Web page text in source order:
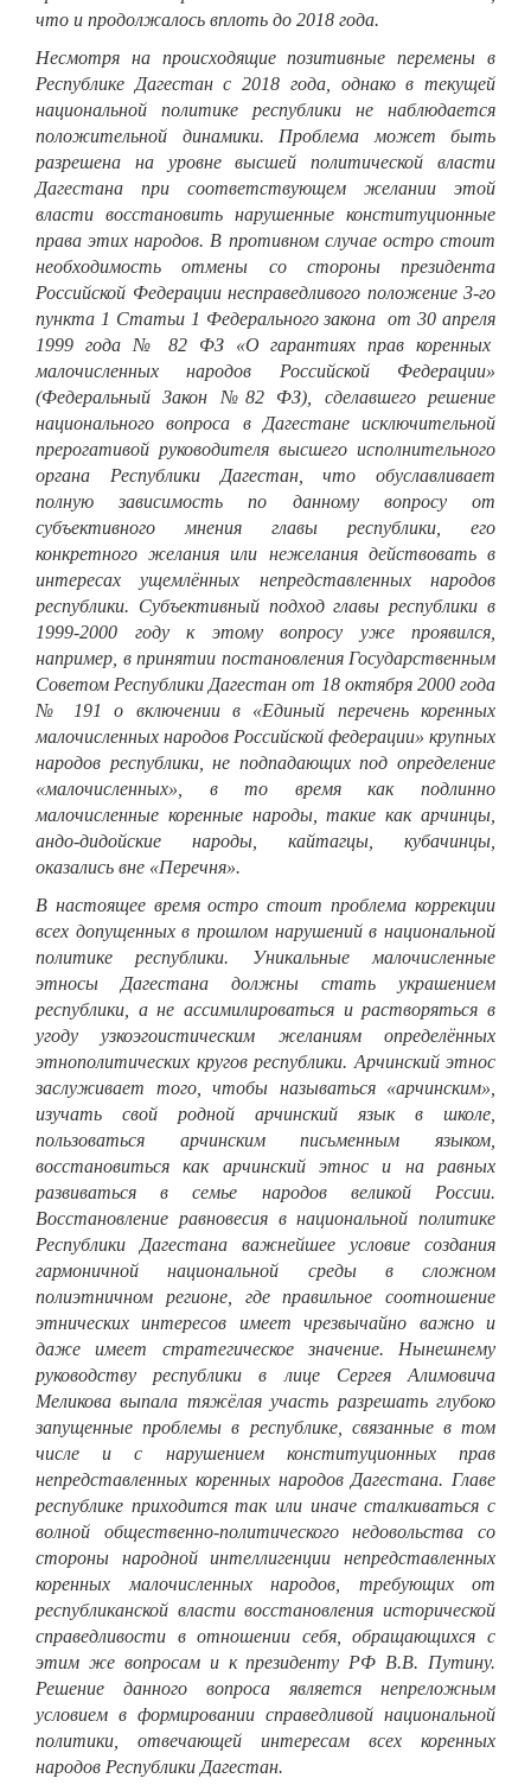
что и продолжалось вплоть до 2018 года.
Несмотря на происходящие позитивные перемены в
Республике Дагестан с 2018 года, однако в текущей
национальной политике республики не наблюдается
положительной динамики. Проблема может быть
разрешена на уровне высшей политической власти
Дагестана при соответствующем желании этой
власти восстановить нарушенные конституционные
права этих народов. В противном случае остро стоит
необходимость отмены со стороны президента
Российской Федерации несправедливого положение 3-го
пункта 1 Статьи 1 Федерального закона от 30 апреля
1999 года № 82 ФЗ «О гарантиях прав коренных
малочисленных народов Российской Федерации»
(Федеральный Закон №82 ФЗ), сделавшего решение
национального вопроса в Дагестане исключительной
прерогативой руководителя высшего исполнительного
органа Республики Дагестан, что обуславливает
полную зависимость по данному вопросу от
субъективного мнения главы республики, его
конкретного желания или нежелания действовать в
интересах ущемлённых непредставленных народов
республики. Субъективный подход главы республики в
1999-2000 году к этому вопросу уже проявился,
например, в принятии постановления Государственным
Советом Республики Дагестан от 18 октября 2000 года
№ 191 о включении в «Единый перечень коренных
малочисленных народов Российской федерации» крупных
народов республики, не подпадающих под определение
«малочисленных», в то время как подлинно
малочисленные коренные народы, такие как арчинцы,
андо-дидойские народы, кайтагцы, кубачинцы,
оказались вне «Перечня».
В настоящее время остро стоит проблема коррекции
всех допущенных в прошлом нарушений в национальной
политике республики. Уникальные малочисленные
этносы Дагестана должны стать украшением
республики, а не ассимилироваться и растворяться в
угоду узкоэгоистическим желаниям определённых
этнополитических кругов республики. Арчинский этнос
заслуживает того, чтобы называться «арчинским»,
изучать свой родной арчинский язык в школе,
пользоваться арчинским письменным языком,
восстановиться как арчинский этнос и на равных
развиваться в семье народов великой России.
Восстановление равновесия в национальной политике
Республики Дагестана важнейшее условие создания
гармоничной национальной среды в сложном
полиэтничном регионе, где правильное соотношение
этнических интересов имеет чрезвычайно важно и
даже имеет стратегическое значение. Нынешнему
руководству республики в лице Сергея Алимовича
Меликова выпала тяжёлая участь разрешать глубоко
запущенные проблемы в республике, связанные в том
числе и с нарушением конституционных прав
непредставленных коренных народов Дагестана. Главе
республике приходится так или иначе сталкиваться с
волной общественно-политического недовольства со
стороны народной интеллигенции непредставленных
коренных малочисленных народов, требующих от
республиканской власти восстановления исторической
справедливости в отношении себя, обращающихся с
этим же вопросам и к президенту РФ В.В. Путину.
Решение данного вопроса является непреложным
условием в формировании справедливой национальной
политики, отвечающей интересам всех коренных
народов Республики Дагестан.